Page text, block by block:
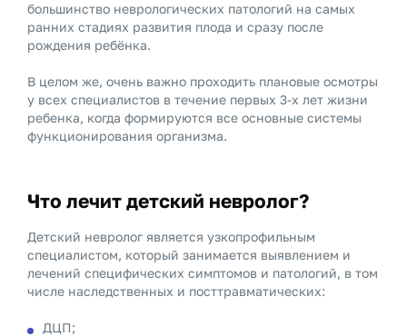
большинство неврологических патологий на самых
ранних стадиях развития плода и сразу после
рождения ребёнка.
В целом же, очень важно проходить плановые осмотры
у всех специалистов в течение первых 3-х лет жизни
ребенка, когда формируются все основные системы
функционирования организма.
Что лечит детский невролог?
Детский невролог является узкопрофильным
специалистом, который занимается выявлением и
лечений специфических симптомов и патологий, в том
числе наследственных и посттравматических:
ДЦП;